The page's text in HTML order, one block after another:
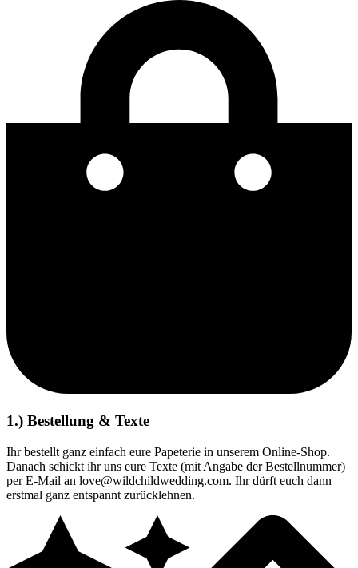
1.) Bestellung & Texte
Ihr bestellt ganz einfach eure Papeterie in unserem Online-Shop.
Danach schickt ihr uns eure Texte (mit Angabe der Bestellnummer)
per E-Mail an love@wildchildwedding.com. Ihr dürft euch dann
erstmal ganz entspannt zurücklehnen.